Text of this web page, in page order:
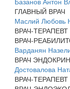
ГЛАВНЫЙ ВРАЧ
Маслий Любовь
ВРАЧ-ТЕРАПЕВТ
ВРАЧ-
Варданян
ВРАЧ
Достовалова
ВРАЧ-ТЕРАПЕВТ